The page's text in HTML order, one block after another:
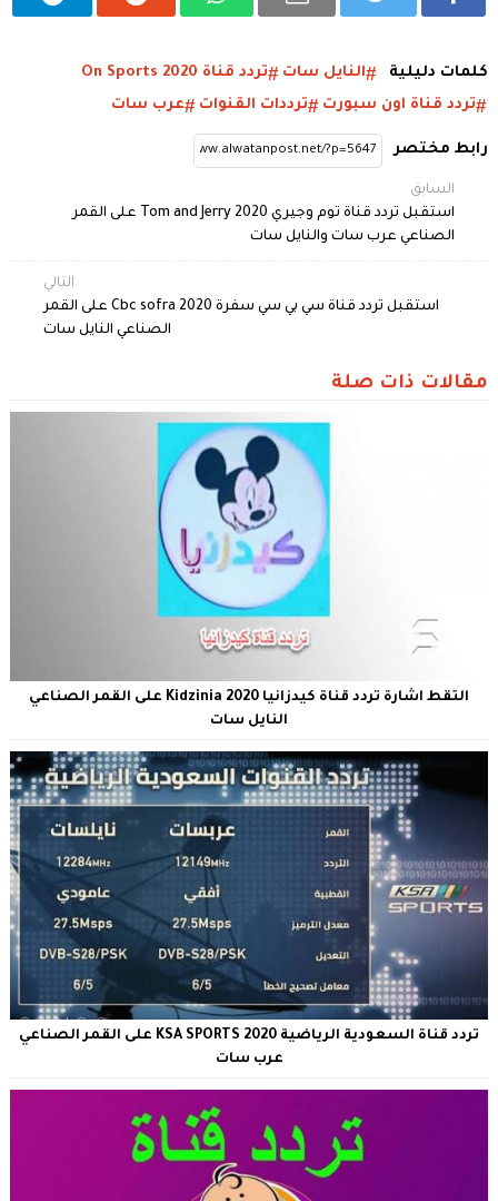
كلمات دليلية النايل سات
تردد قناة On Sports 2020
تردد قناة اون سبورت
ترددات القنوات عرب سات
رابط مختصر
السابق
استقبل تردد قناة توم وجيري Tom and Jerry 2020 على القمر
الصناعي عرب سات والنايل سات
التالي
استقبل تردد قناة سي بي سي سفرة Cbc sofra 2020 على القمر
الصناعي النايل سات
مقالات ذات صلة
التقط اشارة تردد قناة كيدزانيا Kidzinia 2020 على القمر الصناعي
النايل سات
تردد قناة السعودية الرياضية KSA SPORTS 2020 على القمر الصناعي
عرب سات